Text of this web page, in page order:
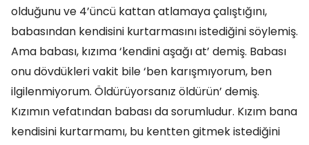
olduğunu ve 4’üncü kattan atlamaya çalıştığını,
babasından kendisini kurtarmasını istediğini söylemiş.
Ama babası, kızıma ‘kendini aşağı at’ demiş. Babası
onu dövdükleri vakit bile ‘ben karışmıyorum, ben
ilgilenmiyorum. Öldürüyorsanız öldürün’ demiş.
Kızımın vefatından babası da sorumludur. Kızım bana
kendisini kurtarmamı, bu kentten gitmek istediğini